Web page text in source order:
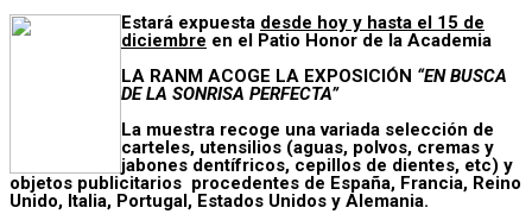
Estará expuesta desde hoy y hasta el 15 de
diciembre en el Patio Honor de la Academia
LA RANM ACOGE LA EXPOSICIÓN “EN BUSCA
DE LA SONRISA PERFECTA”
La muestra recoge una variada selección de
carteles, utensilios (aguas, polvos, cremas y
jabones dentífricos, cepillos de dientes, etc) y
objetos publicitarios procedentes de España, Francia, Reino
Unido, Italia, Portugal, Estados Unidos y Alemania.